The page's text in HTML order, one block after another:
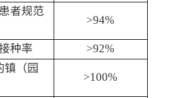
者规范
>94%
种率 >92%
镇（园
>100%